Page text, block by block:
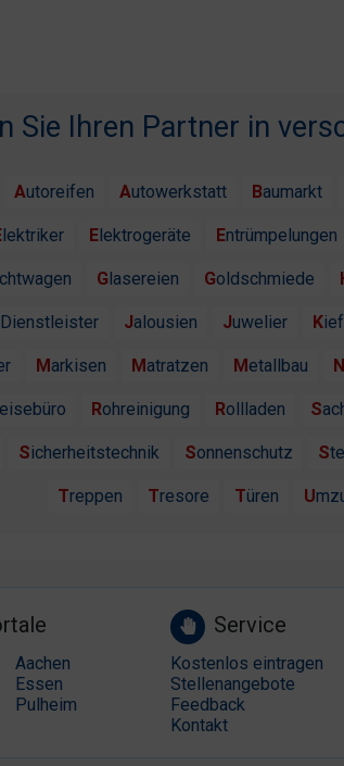
Sie Ihren Partner in
Autoreifen Autowerkstatt Baumarkt
Elektriker Elektrogeräte Entrümpelungen
Glasereien Goldschmiede
Dienstleister Jalousien Juwelier
Markisen Matratzen Metallbau
Rohreinigung Rollladen
Sicherheitstechnik Sonnenschutz
Treppen Tresore Türen
Aachen
Essen
Pulheim
Service
Kostenlos eintragen
Stellenangebote
Feedback
Kontakt